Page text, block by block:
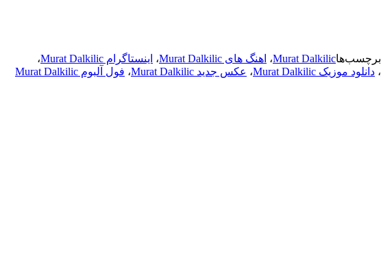
برچسب‌هاMurat Dalkilic، اهنگ های Murat Dalkilic ، اینستاگرام Murat Dalkilic
،
، دانلود موزیک Murat Dalkilic ، عکس جدید Murat Dalkilic ، فول آلبوم Murat Dalkilic